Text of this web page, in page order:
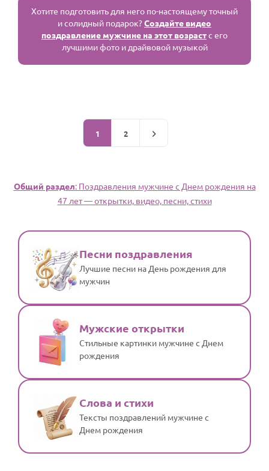
Хотите подготовить для него по-настоящему точный
и солидный подарок?Создайте видео
поздравление мужчине на этот возрастс его
лучшими фото и драйвовой музыкой
1 2
Общий раздел: Поздравления мужчине c Днем рождения на
47 лет — открытки, видео, песни, стихи
Песни поздравления
Лучшие песни на День рождения для
мужчин
Мужские открытки
Стильные картинки мужчине с Днем
рождения
Слова и стихи
Тексты поздравлений мужчине с
Днем рождения